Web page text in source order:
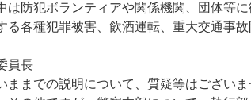
防犯ボランティアや関係機関、団体等
る各種犯罪被害、飲酒運転、重大交通事
員長
までの説明について、質疑等はございま